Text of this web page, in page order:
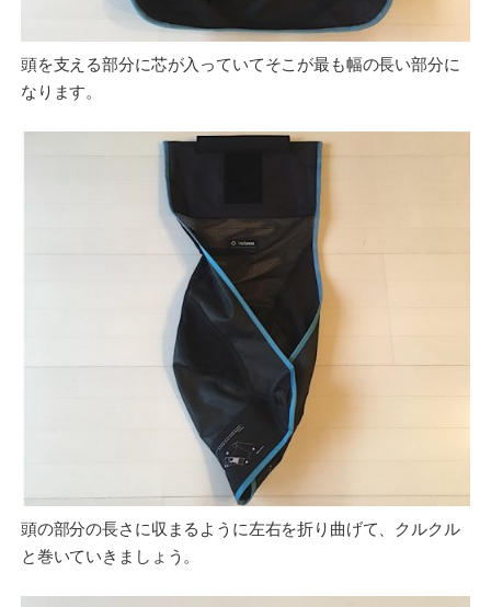
頭を支える部分に芯が入っていてそこが最も幅の長い部分に
なります。
頭の部分の長さに収まるように左右を折り曲げて、クルクル
と巻いていきましょう。